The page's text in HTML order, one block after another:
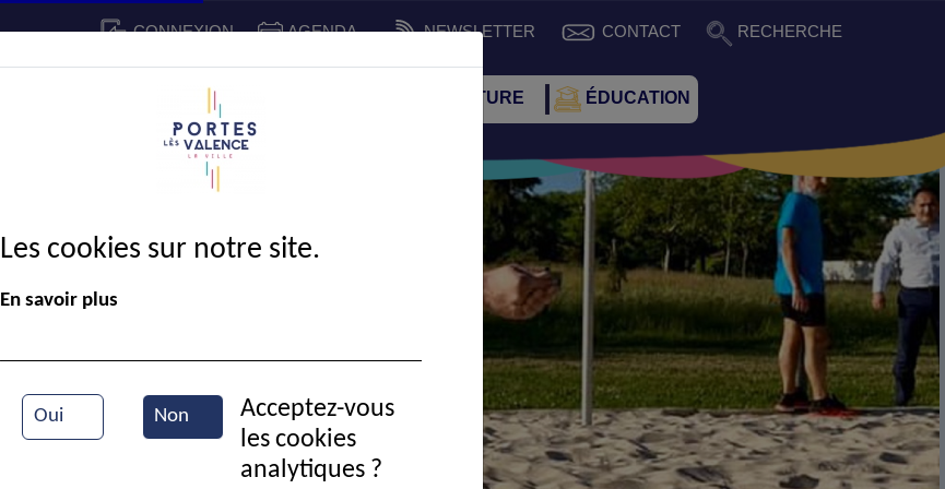
CONNEXION AGENDA NEWSLETTER CONTACT RECHERCHE
CADRE DE VIE SPORT ET CULTURE ÉDUCATION
Beach Volley
Les cookies sur notre site.
En savoir plus
Oui Non
Acceptez-vous
les cookies
analytiques ?